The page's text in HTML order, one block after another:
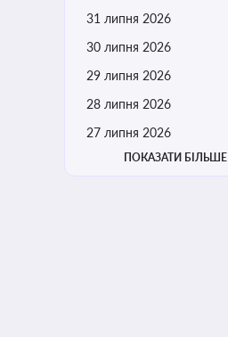
31 липня 2026
30 липня 2026
29 липня 2026
28 липня 2026
27 липня 2026
ПОКАЗАТИ БІЛЬШЕ